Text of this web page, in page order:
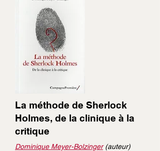
La méthode de Sherlock
Holmes, de la clinique à la
critique
Dominique Meyer-Bolzinger(auteur)